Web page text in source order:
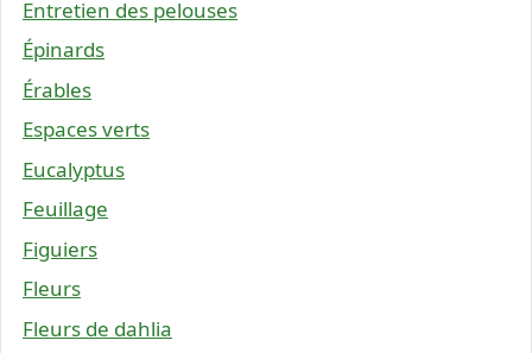
Entretien des pelouses
Épinards
Érables
Espaces verts
Eucalyptus
Feuillage
Figuiers
Fleurs
Fleurs de dahlia